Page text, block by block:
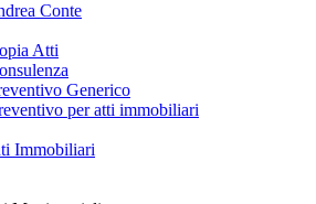
Conte
menù di secondo livello
Atti
Generico
per atti immobiliari
menù di secondo livello
Immobiliari